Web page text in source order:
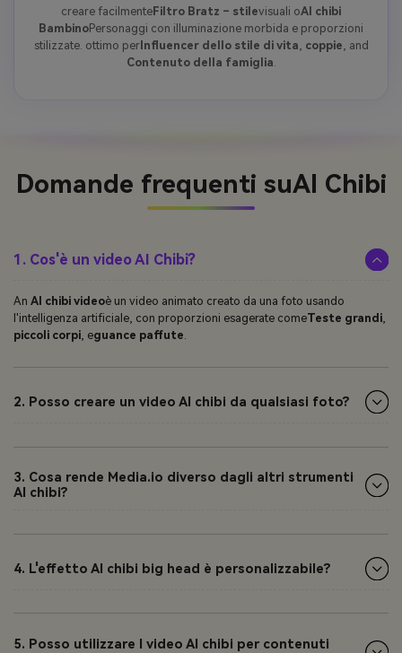
creare facilmente Filtro Bratz – stilevisuali oAI chibi
BambinoPersonaggi con illuminazione morbida e proporzioni
stilizzate. ottimo perInfluencer dello stile di vita, coppie, and
Contenuto della famiglia.
Domande frequenti suAI Chibi
1. Cos'è un video AI Chibi?
An AI chibi videoè un video animato creato da una foto usando
l'intelligenza artificiale, con proporzioni esagerate comeTeste grandi,
piccoli corpi, eguance paffute.
2. Posso creare un video AI chibi da qualsiasi foto?
3. Cosa rende Media.io diverso dagli altri strumenti
AI chibi?
4. L'effetto AI chibi big head è personalizzabile?
5. Posso utilizzare I video AI chibi per contenuti